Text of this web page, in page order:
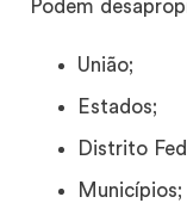
Podem
União;
Estados;
Distrito
Municípios;